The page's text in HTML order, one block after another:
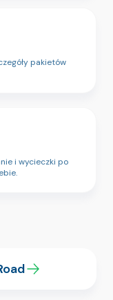
pakietów
i wycieczki po